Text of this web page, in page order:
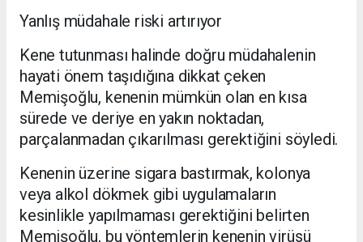
Yanlış müdahale riski artırıyor
Kene tutunması halinde doğru müdahalenin
hayati önem taşıdığına dikkat çeken
Memişoğlu, kenenin mümkün olan en kısa
sürede ve deriye en yakın noktadan,
parçalanmadan çıkarılması gerektiğini söyledi.
Kenenin üzerine sigara bastırmak, kolonya
veya alkol dökmek gibi uygulamaların
kesinlikle yapılmaması gerektiğini belirten
Memişoğlu, bu yöntemlerin kenenin virüsü